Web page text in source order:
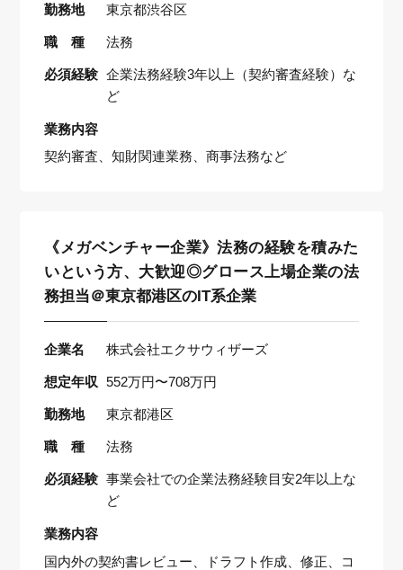
勤務地 東京都渋谷区
職 種 法務
必須経験 企業法務経験3年以上（契約審査経験）な
ど
業務内容
契約審査、知財関連業務、商事法務など
《メガベンチャー企業》法務の経験を積みた
いという方、大歓迎◎グロース上場企業の法
務担当＠東京都港区のIT系企業
企業名 株式会社エクサウィザーズ
想定年収 552万円〜708万円
勤務地 東京都港区
職 種 法務
必須経験 事業会社での企業法務経験目安2年以上な
ど
業務内容
国内外の契約書レビュー、ドラフト作成、修正、コ